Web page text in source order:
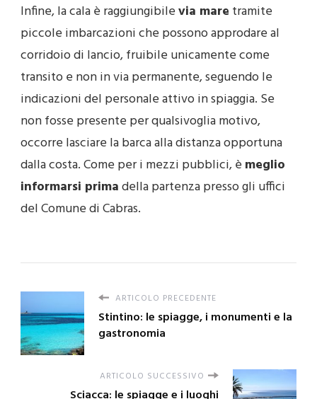
Infine, la cala è raggiungibilevia mare tramite
piccole imbarcazioni che possono approdare al
corridoio di lancio, fruibile unicamente come
transito e non in via permanente, seguendo le
indicazioni del personale attivo in spiaggia. Se
non fosse presente per qualsivoglia motivo,
occorre lasciare la barca alla distanza opportuna
dalla costa. Come per i mezzi pubblici, è meglio
informarsi primadella partenza presso gli uffici
del Comune di Cabras.
ARTICOLO PRECEDENTE
Stintino: le spiagge, i monumenti e la
gastronomia
ARTICOLO SUCCESSIVO
Sciacca: le spiagge e i luoghi